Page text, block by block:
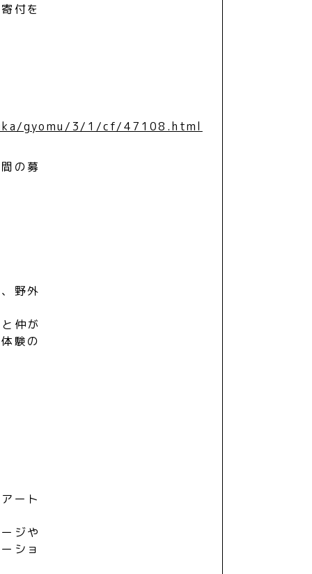
付を
gyomu/3/1/cf/47108.html
の募
野外
仲が
験の
ート
ジや
ショ